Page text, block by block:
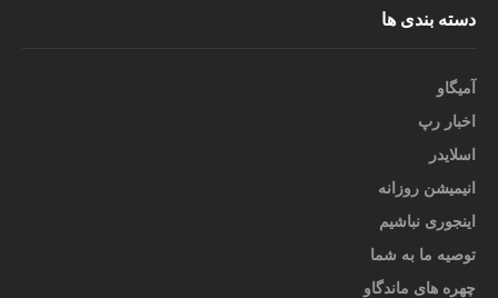
دسته بندی ها
آمیگاو
اخبار رپ
اسلایدر
انیمیشن روزانه
اینجوری نباشیم
توصیه ما به شما
چهره های ماندگاو